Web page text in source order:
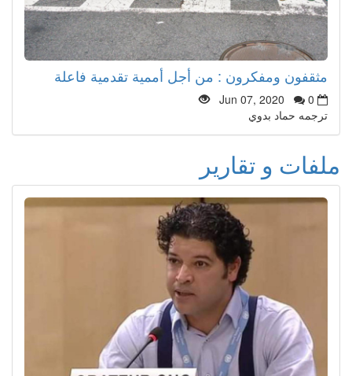
مثقفون ومفكرون : من أجل أممية تقدمية فاعلة
Jun 07, 2020
0
ترجمه حماد بدوي
ملفات و تقارير